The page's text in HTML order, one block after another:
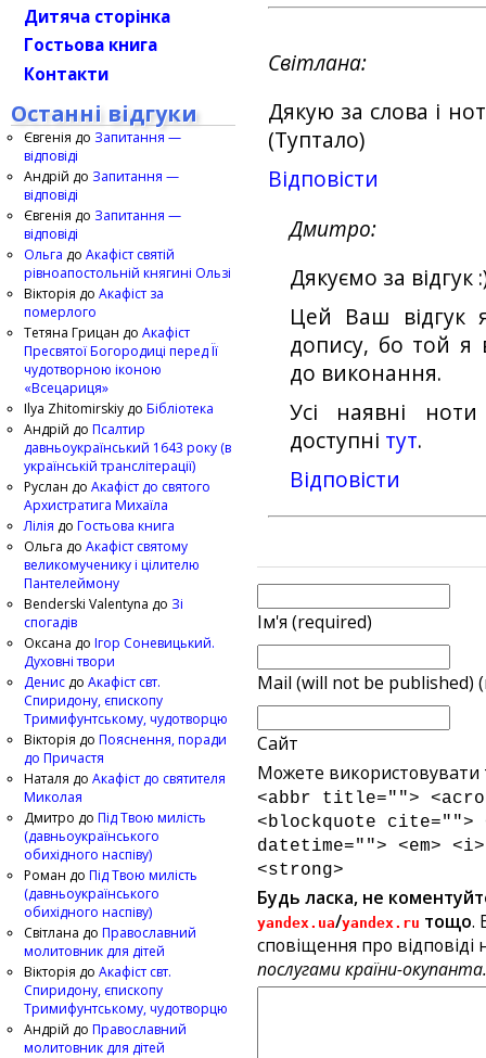
Світлана
Дякую за слова і
(Туптало)
Відповіcти
Дмитро
Дякуємо за відгук
Цей Ваш відгук
допису, бо той
до виконання.
Усі наявні
доступні тут.
Відповіcти
Ім'я (required)
Mail (will not be published)
Сайт
Можете використовувати
<abbr title="">
<blockquote cite="">
datetime=""> <em>
<strong>
Будь ласка, не
yandex.ua/yandex.ru тощо.
сповіщення про відповіді
послугами країни-
Дитяча сторінка
Гостьова книга
Контакти
Останні відгуки
Євгенія до Запитання —
відповіді
Андрій до Запитання —
відповіді
Євгенія до Запитання —
відповіді
Ольга до Акафіст святій
рівноапостольній княгині Ользі
Вікторія до Акафіст за
померлого
Тетяна Грицан до Акафіст
Пресвятої Богородиці перед Її
чудотворною іконою
«Всецариця»
Ilya Zhitomirskiy до Бібліотека
Андрій до Псалтир
давньоукраїнський 1643 року (в
українській транслітерації)
Руслан до Акафіст до святого
Архистратига Михаїла
Лілія до Гостьова книга
Ольга до Акафіст святому
великомученику і цілителю
Пантелеймону
Benderski Valentyna до Зі
спогадів
Оксана до Ігор Соневицький.
Духовні твори
Денис до Акафіст свт.
Спиридону, єпископу
Тримифунтському, чудотворцю
Вікторія до Пояснення, поради
до Причастя
Наталя до Акафіст до святителя
Миколая
Дмитро до Під Твою милість
(давньоукраїнського
обихідного наспіву)
Роман до Під Твою милість
(давньоукраїнського
обихідного наспіву)
Світлана до Православний
молитовник для дітей
Вікторія до Акафіст свт.
Спиридону, єпископу
Тримифунтському, чудотворцю
Андрій до Православний
молитовник для дітей